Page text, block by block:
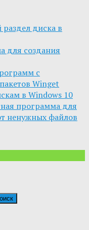
диска в
для создания
с
Winget
в Windows 10
программа для
ненужных файлов